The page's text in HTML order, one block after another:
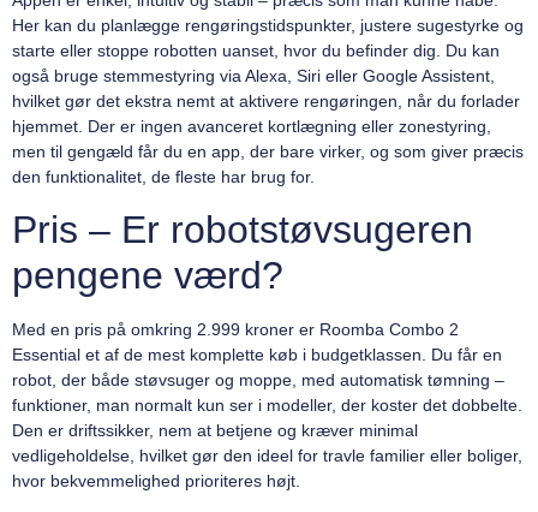
Her kan du planlægge rengøringstidspunkter, justere sugestyrke og
starte eller stoppe robotten uanset, hvor du befinder dig. Du kan
også bruge stemmestyring via Alexa, Siri eller Google Assistent,
hvilket gør det ekstra nemt at aktivere rengøringen, når du forlader
hjemmet. Der er ingen avanceret kortlægning eller zonestyring,
men til gengæld får du en app, der bare virker, og som giver præcis
den funktionalitet, de fleste har brug for.
Pris – Er robotstøvsugeren
pengene værd?
Med en pris på omkring 2.999 kroner er Roomba Combo 2
Essential et af de mest komplette køb i budgetklassen. Du får en
robot, der både støvsuger og moppe, med automatisk tømning –
funktioner, man normalt kun ser i modeller, der koster det dobbelte.
Den er driftssikker, nem at betjene og kræver minimal
vedligeholdelse, hvilket gør den ideel for travle familier eller boliger,
hvor bekvemmelighed prioriteres højt.